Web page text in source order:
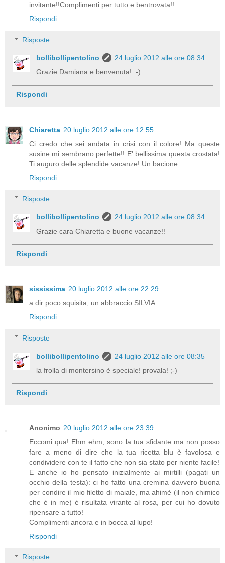
invitante!!Complimenti per tutto e bentrovata!!
Rispondi
Risposte
bollibollipentolino
24 luglio 2012 alle ore 08:34
Grazie Damiana e benvenuta! :-)
Rispondi
Chiaretta 20 luglio 2012 alle ore 12:55
Ci credo che sei andata in crisi con il colore! Ma queste
susine mi sembrano perfette!! E' bellissima questa crostata!
Ti auguro delle splendide vacanze! Un bacione
Rispondi
Risposte
bollibollipentolino
24 luglio 2012 alle ore 08:34
Grazie cara Chiaretta e buone vacanze!!
Rispondi
sississima 20 luglio 2012 alle ore 22:29
a dir poco squisita, un abbraccio SILVIA
Rispondi
Risposte
bollibollipentolino
24 luglio 2012 alle ore 08:35
la frolla di montersino è speciale! provala! ;-)
Rispondi
Anonimo 20 luglio 2012 alle ore 23:39
Eccomi qua! Ehm ehm, sono la tua sfidante ma non posso
fare a meno di dire che la tua ricetta blu è favolosa e
condividere con te il fatto che non sia stato per niente facile!
E anche io ho pensato inizialmente ai mirtilli (pagati un
occhio della testa): ci ho fatto una cremina davvero buona
per condire il mio filetto di maiale, ma ahimè (il non chimico
che è in me) è risultata virante al rosa, per cui ho dovuto
ripensare a tutto!
Complimenti ancora e in bocca al lupo!
Rispondi
Risposte